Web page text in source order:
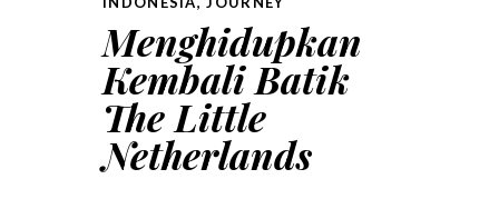
Menghidupkan
Kembali Batik
The Little
Netherlands